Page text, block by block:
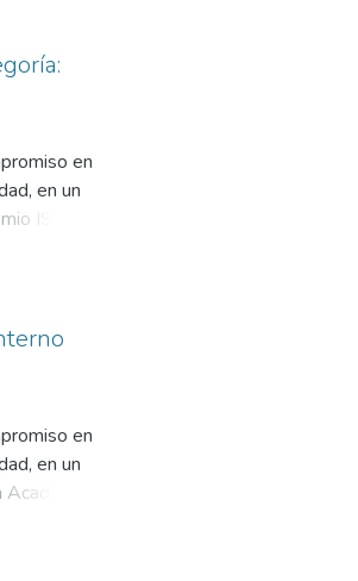
en
en un
ISALUD
en
en un